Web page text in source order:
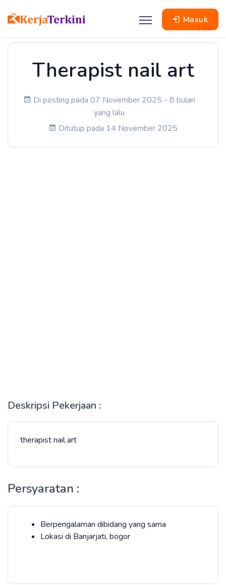
Masuk
Therapist nail art
Di posting pada 07 November 2025 - 8 bulan
yang lalu
Ditutup pada 14 November 2025
Deskripsi Pekerjaan :
therapist nail art
Persyaratan :
Berpengalaman dibidang yang sama
Lokasi di Banjarjati, bogor